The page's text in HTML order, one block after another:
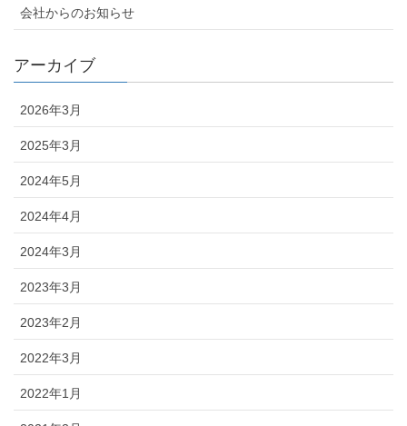
会社からのお知らせ
アーカイブ
2026年3月
2025年3月
2024年5月
2024年4月
2024年3月
2023年3月
2023年2月
2022年3月
2022年1月